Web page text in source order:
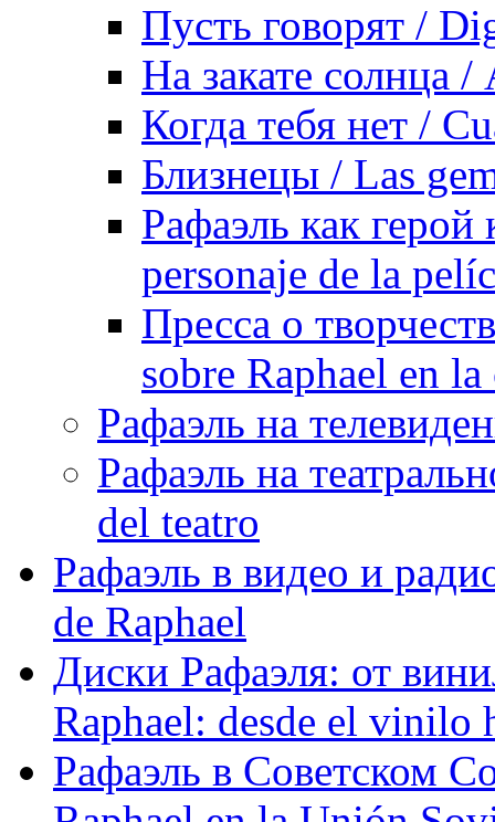
Пусть говорят /
На закате солнца
Когда тебя нет /
Близнецы / Las
Рафаэль как
personaje de la
Пресса о
sobre Raphael en
Рафаэль на
Рафаэль на
del teatro
Рафаэль в видео и
de Raphael
Диски Рафаэля: от
Raphael: desde el vinilo
Рафаэль в Советском